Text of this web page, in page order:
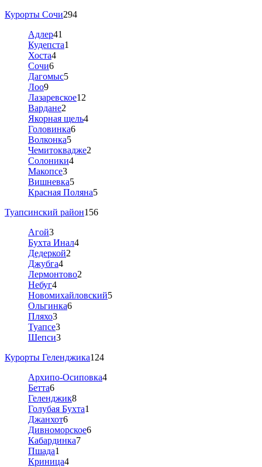
Курорты Сочи294
Адлер41
Кудепста1
Хоста4
Сочи6
Дагомыс5
Лоо9
Лазаревское12
Вардане2
Якорная щель4
Головинка6
Волконка5
Чемитоквадже2
Солоники4
Макопсе3
Вишневка5
Красная Поляна5
Туапсинский район156
Агой3
Бухта Инал4
Дедеркой2
Джубга4
Лермонтово2
Небуг4
Новомихайловский5
Ольгинка6
Пляхо3
Туапсе3
Шепси3
Курорты Геленджика124
Архипо-Осиповка4
Бетта6
Геленджик8
Голубая Бухта1
Джанхот6
Дивноморское6
Кабардинка7
Пшада1
Криница4